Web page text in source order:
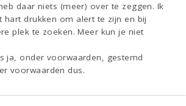
daar niets (meer) over te zeggen. Ik
hart drukken om alert te zijn en bij
plek te zoeken. Meer kun je niet
ja, onder voorwaarden, gestemd
voorwaarden dus.